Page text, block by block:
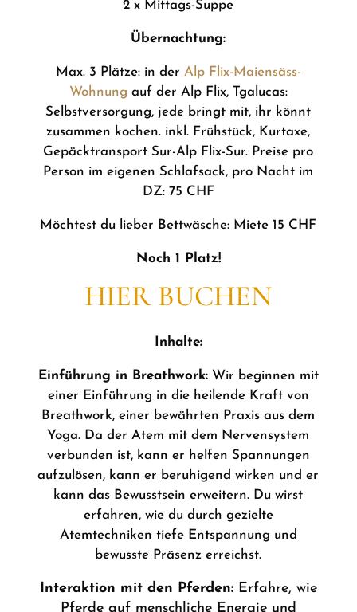
2 x Mittags-Suppe
Übernachtung:
Max. 3 Plätze: in der Alp Flix-Maiensäss-
Wohnung auf der Alp Flix, Tgalucas:
Selbstversorgung, jede bringt mit, ihr könnt
zusammen kochen. inkl. Frühstück, Kurtaxe,
Gepäcktransport Sur-Alp Flix-Sur. Preise pro
Person im eigenen Schlafsack, pro Nacht im
DZ: 75 CHF
Möchtest du lieber Bettwäsche: Miete 15 CHF
Noch 1 Platz!
HIER BUCHEN
Inhalte:
Einführung in Breathwork:Wir beginnen mit
einer Einführung in die heilende Kraft von
Breathwork, einer bewährten Praxis aus dem
Yoga. Da der Atem mit dem Nervensystem
verbunden ist, kann er helfen Spannungen
aufzulösen, kann er beruhigend wirken und er
kann das Bewusstsein erweitern. Du wirst
erfahren, wie du durch gezielte
Atemtechniken tiefe Entspannung und
bewusste Präsenz erreichst.
Interaktion mit den Pferden:Erfahre, wie
Pferde auf menschliche Energie und